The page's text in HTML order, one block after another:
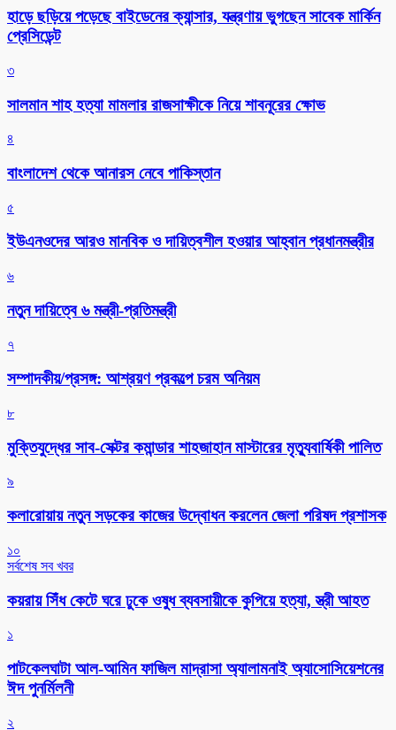
হাড়ে ছড়িয়ে পড়েছে বাইডেনের ক্যান্সার, যন্ত্রণায় ভুগছেন সাবেক মার্কিন
প্রেসিডেন্ট
৩
সালমান শাহ হত্যা মামলার রাজসাক্ষীকে নিয়ে শাবনূরের ক্ষোভ
৪
বাংলাদেশ থেকে আনারস নেবে পাকিস্তান
৫
ইউএনওদের আরও মানবিক ও দায়িত্বশীল হওয়ার আহ্বান প্রধানমন্ত্রীর
৬
নতুন দায়িত্বে ৬ মন্ত্রী-প্রতিমন্ত্রী
৭
সম্পাদকীয়/প্রসঙ্গ: আশ্রয়ণ প্রকল্পে চরম অনিয়ম
৮
মুক্তিযুদ্ধের সাব-সেক্টর কমান্ডার শাহজাহান মাস্টারের মৃত্যুবার্ষিকী পালিত
৯
কলারোয়ায় নতুন সড়কের কাজের উদ্বোধন করলেন জেলা পরিষদ প্রশাসক
১০
সর্বশেষ সব খবর
কয়রায় সিঁধ কেটে ঘরে ঢুকে ওষুধ ব্যবসায়ীকে কুপিয়ে হত্যা, স্ত্রী আহত
১
পাটকেলঘাটা আল-আমিন ফাজিল মাদ্রাসা অ্যালামনাই অ্যাসোসিয়েশনের
ঈদ পুনর্মিলনী
২